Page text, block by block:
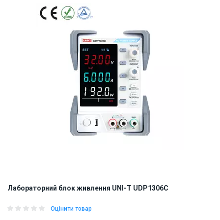
Лабораторний блок живлення UNI-T UDP1306C
Оцінити товар